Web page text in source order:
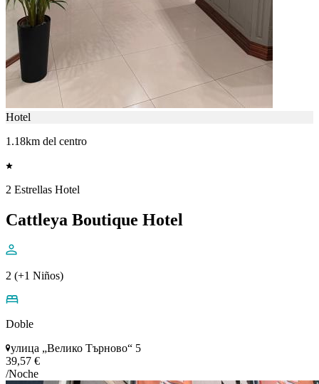
Hotel
1.18km del centro
2 Estrellas Hotel
Cattleya Boutique Hotel
2 (+1 Niños)
Doble
улица „Велико Търново“ 5
39,57 €
/Noche